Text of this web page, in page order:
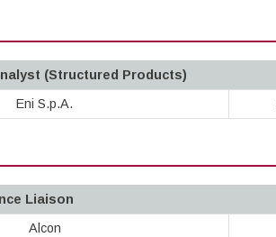
(Structured Products)
Eni S.p.A.
Liaison
Alcon